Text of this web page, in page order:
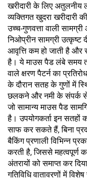
खरीदारी के लिए अतुलनीय
व्यक्तिगत खुदरा खरीदारी
उच्च-गुणवत्ता वाली
निओप्रीन सामग्री उत्कृष्ट
आवृत्ति कम हो जाती है और
है। ये माउस पैड लंबे समय
वाले क्षरण पैटर्न का
के दौरान सतह के गुणों में
छलकने और नमी के संपर्क से
जो सामान्य माउस पैड
है। उपयोगकर्ता इन सतहों
साफ कर सकते हैं, बिना
बैकिंग प्रणाली विभिन्न
करती है, जिससे महत्वपूर्ण
अंतरायों को समाप्त कर
गतिविधि वातावरणों में